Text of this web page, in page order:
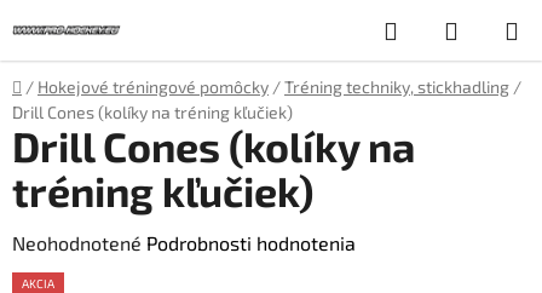
na
obsah
Hľadať
KOŠÍK
Domov
/ Hokejové tréningové pomôcky /Tréning techniky, stickhadling /
Drill Cones (kolíky na tréning kľučiek)
Drill Cones (kolíky na
tréning kľučiek)
Priemerné
hodnotenie
Neohodnotené Podrobnosti hodnotenia
AKCIA